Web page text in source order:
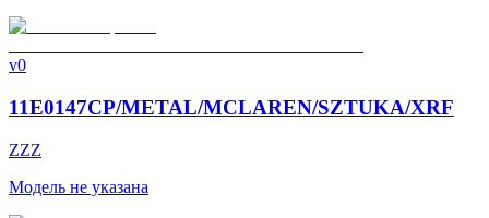
v0
11E0147CP/METAL/MCLAREN/SZTUKA/XRF
ZZZ
Модель не указана